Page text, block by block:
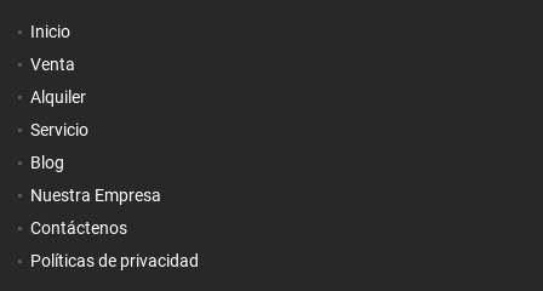
Inicio
Venta
Alquiler
Servicio
Blog
Nuestra Empresa
Contáctenos
Políticas de privacidad